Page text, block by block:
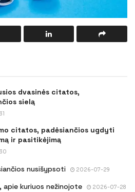
dvasinės citatos,
sielą
citatos, padėsiančios ugdyti
ir pasitikėjimą
nusišypsoti 2026-07-29
apie kuriuos nežinojote 2026-07-28